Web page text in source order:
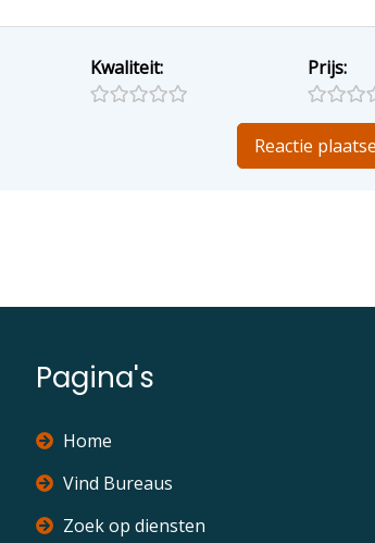
Kwaliteit: Prijs:
Pagina's
Home
Vind Bureaus
Zoek op diensten